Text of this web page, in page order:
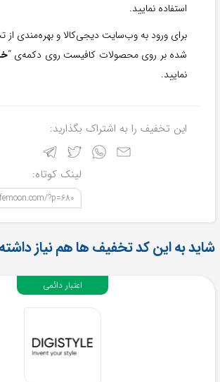
استفاده نمایید.
برای ورود به وب‌سایت دیجی‌کالا و بهره‌مندی از
شده بر روی محصولات کافیست روی دکمه‌ی “
نمایید.
این تخفیف را به اشتراک بگذارید:
لینک کوتاه:
?p=680
شاید به این کد تخفیف ها هم نیاز
اعتبار دائمی